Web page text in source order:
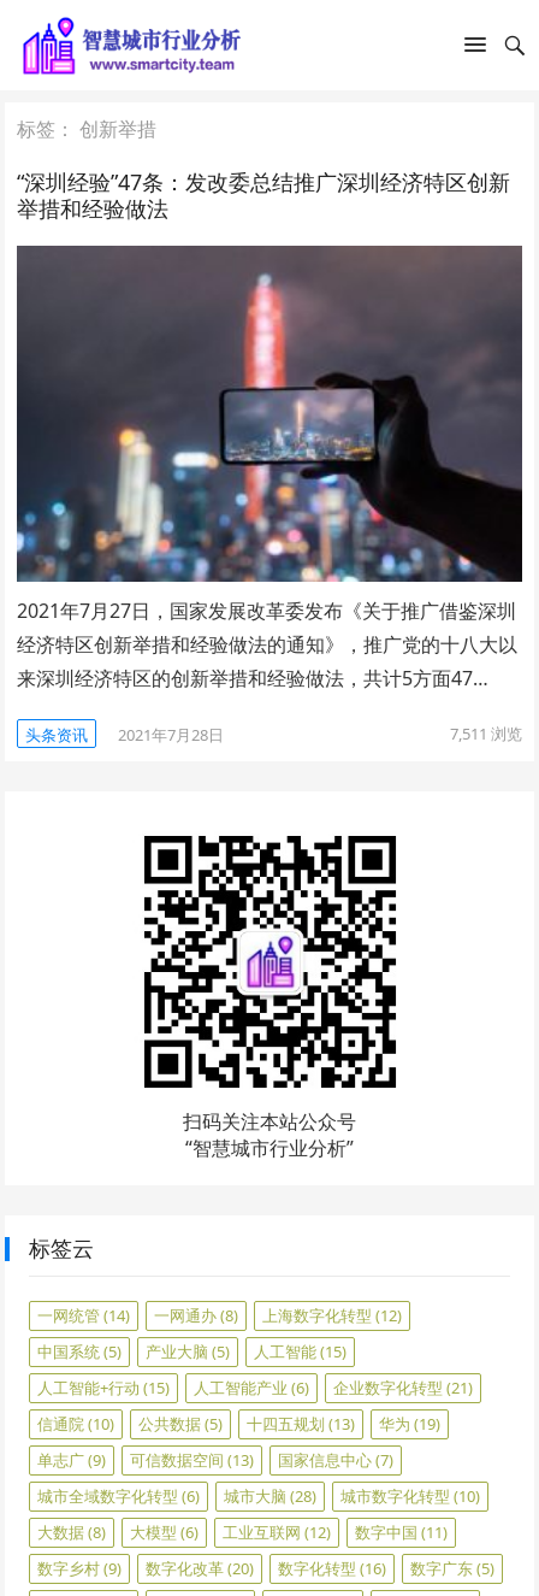
标签：创新举措
“深圳经验”47条：发改委总结推广深圳经济特区创新
举措和经验做法
2021年7月27日，国家发展改革委发布《关于推广借鉴深圳
经济特区创新举措和经验做法的通知》，推广党的十八大以
来深圳经济特区的创新举措和经验做法，共计5方面47…
头条资讯 2021年7月28日 7,511 浏览
扫码关注本站公众号
“智慧城市行业分析”
标签云
一网统管(14) 一网通办(8) 上海数字化转型 (12)
中国系统(5) 产业大脑 (5) 人工智能(15)
人工智能+行动 (15) 人工智能产业 (6) 企业数字化转型 (21)
信通院(10) 公共数据(5) 十四五规划 (13) 华为 (19)
单志广(9) 可信数据空间 (13) 国家信息中心(7)
城市全域数字化转型 (6) 城市大脑 (28) 城市数字化转型 (10)
大数据(8) 大模型 (6) 工业互联网 (12) 数字中国 (11)
数字乡村(9) 数字化改革(20) 数字化转型 (16) 数字广东(5)